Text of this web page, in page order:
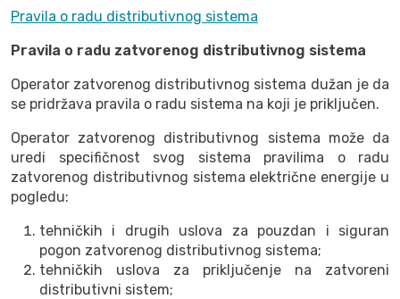
Pravila o radu distributivnog sistema
Pravila o radu zatvorenog distributivnog sistema
Operator zatvorenog distributivnog sistema dužan je da
se pridržava pravila o radu sistema na koji je priključen.
Operator zatvorenog distributivnog sistema može da
uredi specifičnost svog sistema pravilima o radu
zatvorenog distributivnog sistema električne energije u
pogledu:
tehničkih i drugih uslova za pouzdan i siguran
pogon zatvorenog distributivnog sistema;
tehničkih uslova za priključenje na zatvoreni
distributivni sistem;